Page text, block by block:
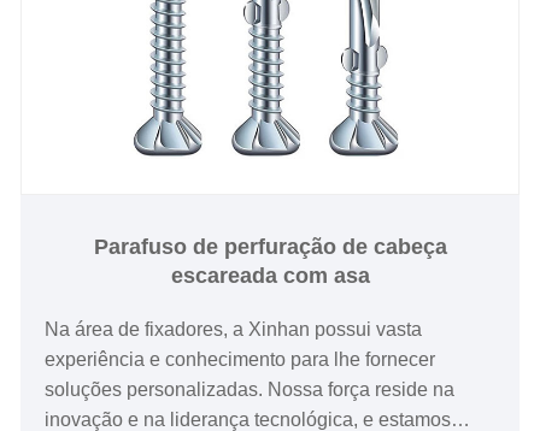
Parafuso de perfuração de cabeça
escareada com asa
Na área de fixadores, a Xinhan possui vasta
experiência e conhecimento para lhe fornecer
soluções personalizadas. Nossa força reside na
inovação e na liderança tecnológica, e estamos